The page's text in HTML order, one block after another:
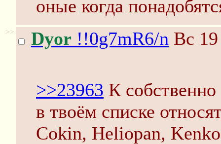
оные когда
>> Dyor !!0g7mR6/n Вс
>>23963 К
в твоём списке
Cokin, Heliopan,